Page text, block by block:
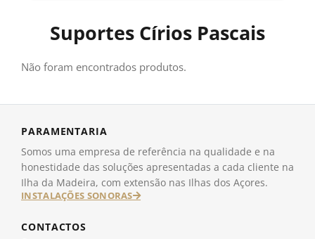
Suportes Círios Pascais
Não foram encontrados produtos.
PARAMENTARIA
Somos uma empresa de referência na qualidade e na
honestidade das soluções apresentadas a cada cliente na
Ilha da Madeira, com extensão nas Ilhas dos Açores.
INSTALAÇÕES SONORAS
CONTACTOS